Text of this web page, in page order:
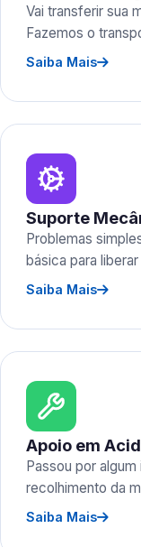
Vai transferir sua
Fazemos o
Saiba Mais
Suporte
Problemas
básica para
Saiba Mais
Apoio em
Passou por
recolhimento da
Saiba Mais